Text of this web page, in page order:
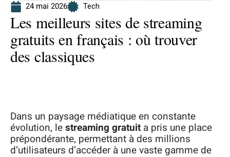
24 mai 2026 Tech
Les meilleurs sites de streaming
gratuits en français : où trouver
des classiques
Dans un paysage médiatique en constante
évolution, lestreaming gratuit a pris une place
prépondérante, permettant à des millions
d’utilisateurs d’accéder à une vaste gamme de